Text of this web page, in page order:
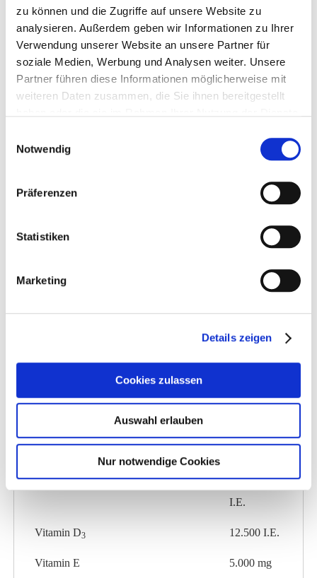
zu können und die Zugriffe auf unsere Website zu
analysieren. Außerdem geben wir Informationen zu Ihrer
Verwendung unserer Website an unsere Partner für
soziale Medien, Werbung und Analysen weiter. Unsere
Partner führen diese Informationen möglicherweise mit
weiteren Daten zusammen, die Sie ihnen bereitgestellt
Notwendig
Präferenzen
Statistiken
Marketing
Details zeigen
Cookies zulassen
Auswahl erlauben
Nur notwendige Cookies
Nährstofflücken die das Grundfutter allein nicht decken
kann und unterstützt dadurch die Leistung, Gesundheit und
Fruchtbarkeit der Pferde.
VLOG geprüft – Ohne Gentechnik
Inhaltsstoffe
Zucker
Magnesium 2,0 %
Vitamin A
125.000
I.E.
Vitamin D3 12.500 I.E.
Vitamin E 5.000 mg